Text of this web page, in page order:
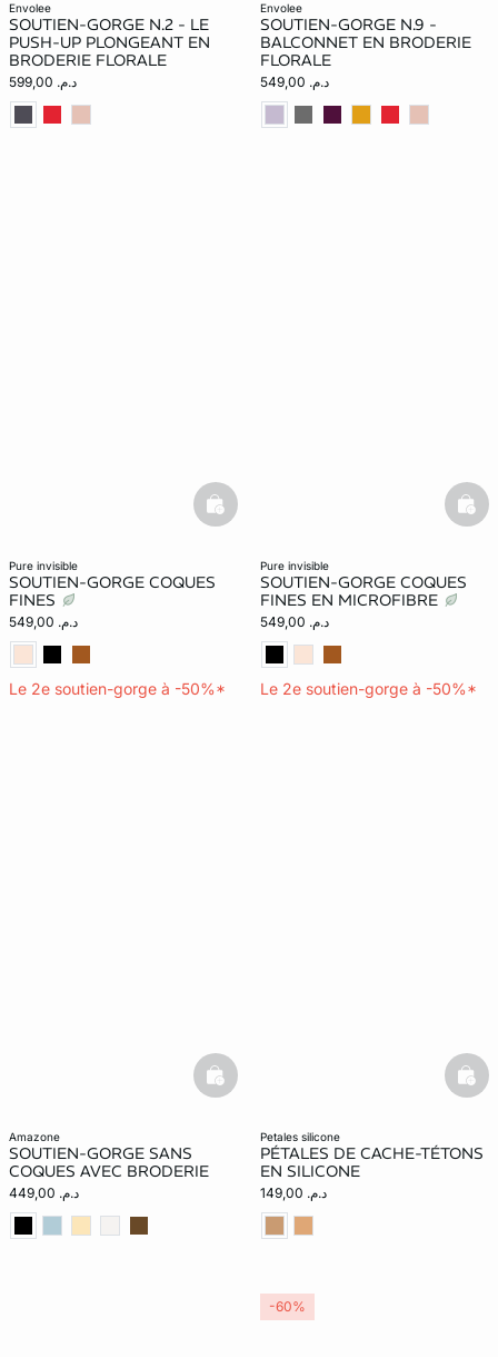
envolee
SOUTIEN-GORGE N.2 - LE
PUSH-UP PLONGEANT EN
BRODERIE FLORALE
د.م. 599,00
envolee
SOUTIEN-GORGE N.9 -
BALCONNET EN BRODERIE
FLORALE
د.م. 549,00
pure invisible
SOUTIEN-GORGE COQUES
FINES
د.م. 549,00
Le 2e soutien-gorge à -50%*
basketfull
pure invisible
SOUTIEN-GORGE COQUES
FINES EN MICROFIBRE
د.م. 549,00
Le 2e soutien-gorge à -50%*
amazone
SOUTIEN-GORGE SANS
COQUES AVEC BRODERIE
د.م. 449,00
basketfull
petales silicone
PÉTALES DE CACHE-TÉTONS
EN SILICONE
د.م. 149,00
-60%